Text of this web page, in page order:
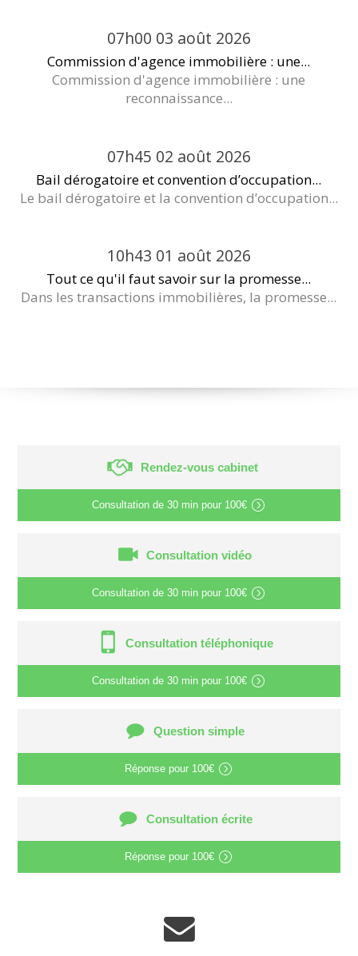
07h00 03 août 2026
Commission d'agence immobilière : une...
Commission d'agence immobilière : une
reconnaissance...
07h45 02 août 2026
Bail dérogatoire et convention d’occupation...
Le bail dérogatoire et la convention d’occupation...
10h43 01 août 2026
Tout ce qu'il faut savoir sur la promesse...
Dans les transactions immobilières, la promesse...
Rendez-vous cabinet
Consultation de 30 min pour 100€
Consultation vidéo
Consultation de 30 min pour 100€
Consultation téléphonique
Consultation de 30 min pour 100€
Question simple
Réponse pour 100€
Consultation écrite
Réponse pour 100€